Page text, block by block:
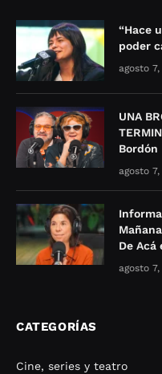
“Hace
poder
agosto
UNA
Bordón
agosto
De Acá
agosto
CATEGORÍAS
Cine, series y teatro